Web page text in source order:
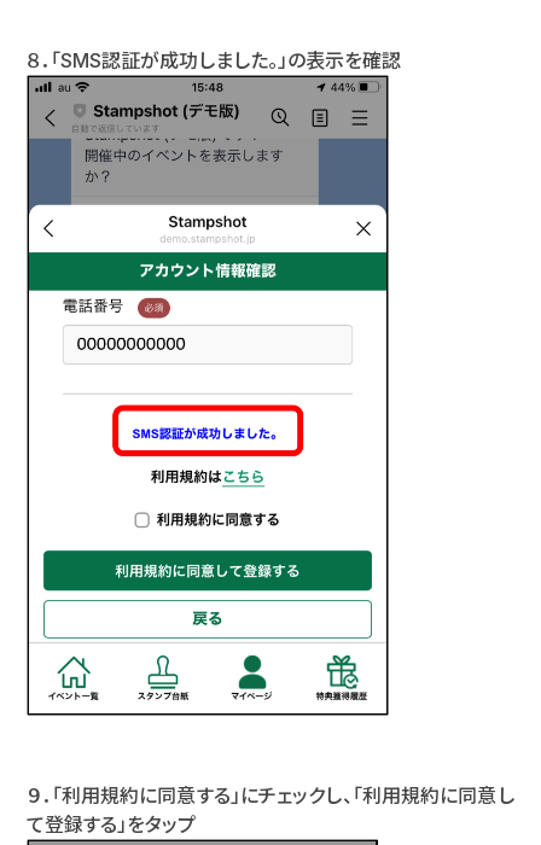
８．「SMS認証が成功しました。」の表示を確認
９．「利用規約に同意する」にチェックし、「利用規約に同意し
て登録する」をタップ